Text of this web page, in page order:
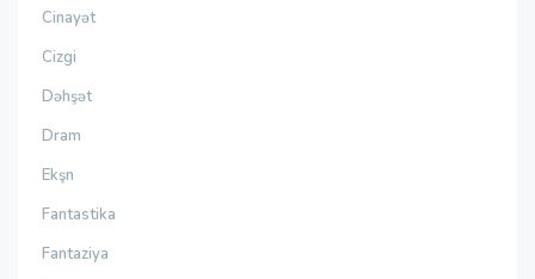
Cinayət
Cizgi
Dəhşət
Dram
Ekşn
Fantastika
Fantaziya